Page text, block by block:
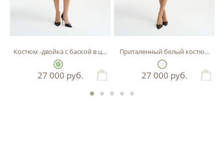
Костюм -двойка с баской в цвете фисташка
27 000 руб.
Приталенный белый костюм-
27 000 руб.